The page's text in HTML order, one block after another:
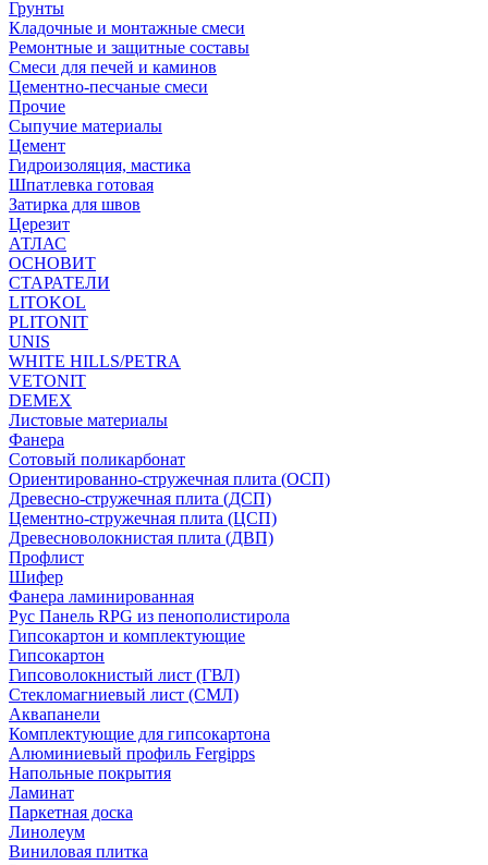
Грунты
Кладочные и монтажные смеси
Ремонтные и защитные составы
Смеси для печей и каминов
Цементно-песчаные смеси
Прочие
Сыпучие материалы
Цемент
Гидроизоляция, мастика
Шпатлевка готовая
Затирка для швов
Церезит
АТЛАС
ОСНОВИТ
СТАРАТЕЛИ
LITOKOL
PLITONIT
UNIS
WHITE HILLS/PETRA
VETONIT
DEMEX
Листовые материалы
Фанера
Сотовый поликарбонат
Ориентированно-стружечная плита (ОСП)
Древесно-стружечная плита (ДСП)
Цементно-стружечная плита (ЦСП)
Древесноволокнистая плита (ДВП)
Профлист
Шифер
Фанера ламинированная
Рус Панель RPG из пенополистирола
Гипсокартон и комплектующие
Гипсокартон
Гипсоволокнистый лист (ГВЛ)
Стекломагниевый лист (СМЛ)
Аквапанели
Комплектующие для гипсокартона
Алюминиевый профиль Fergipps
Напольные покрытия
Ламинат
Паркетная доска
Линолеум
Виниловая плитка